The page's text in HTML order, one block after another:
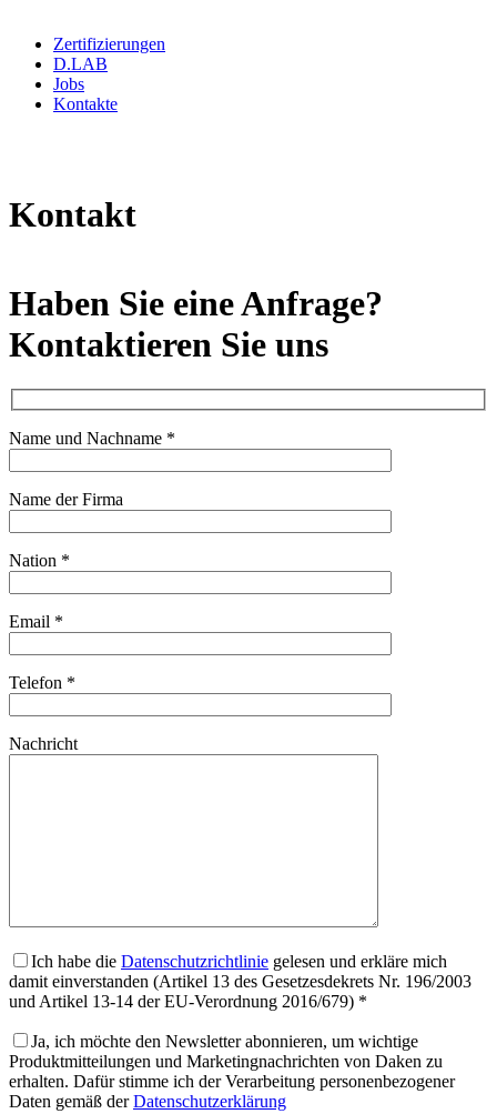
Zertifizierungen
D.LAB
Jobs
Kontakte
Kontakt
Haben Sie eine Anfrage?
Kontaktieren Sie uns
Name und Nachname *
Name der Firma
Nation *
Email *
Telefon *
Nachricht
Ich habe die Datenschutzrichtlinie gelesen und erkläre mich
damit einverstanden (Artikel 13 des Gesetzesdekrets Nr. 196/2003
und Artikel 13-14 der EU-Verordnung 2016/679) *
Ja, ich möchte den Newsletter abonnieren, um wichtige
Produktmitteilungen und Marketingnachrichten von Daken zu
erhalten. Dafür stimme ich der Verarbeitung personenbezogener
Daten gemäß derDatenschutzerklärung